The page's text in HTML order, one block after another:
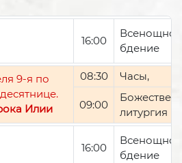
16:00
Всенощное
бдение
9-я по
Илии
08:30 Часы,
09:00
литургия
16:00
Всенощное
бдение